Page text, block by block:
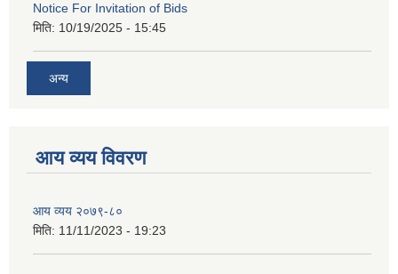
Notice For Invitation of Bids
मिति: 10/19/2025 - 15:45
अन्य
आय व्यय विवरण
आय व्यय २०७९-८०
मिति: 11/11/2023 - 19:23